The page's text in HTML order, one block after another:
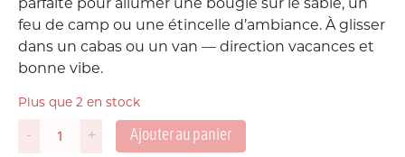
parfaite pour allumer une bougie sur le sable, un
feu de camp ou une étincelle d’ambiance. À glisser
dans un cabas ou un van — direction vacances et
bonne vibe.
Plus que 2 en stock
-
quantité
+ Ajouter au panier